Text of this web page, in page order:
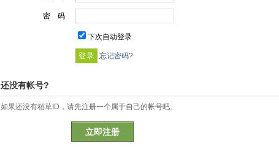
密 码
下次自动登录
忘记密码?
还没有帐号?
如果还没有稻草ID，请先注册一个属于自己的帐号吧。
立即注册